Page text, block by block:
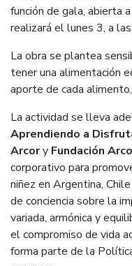
función de gala, abierta
realizará el lunes 3, a
La obra se plantea
tener una alimentación
aporte de cada
La actividad se lleva
Aprendiendo a
Arcory Fundación
corporativo para
niñez en Argentina,
de conciencia sobre la
variada, armónica y
el compromiso de vida
forma parte de la